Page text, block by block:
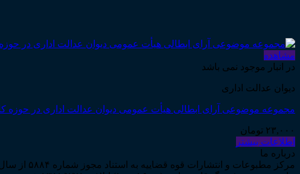
مشاهده
در انبار موجود نمی باشد
دیوان عدالت اداری
مجموعه موضوعی آرای ابطالی هیأت عمومی دیوان عدالت اداری در حوزه کار، بیمه
۲۳,۰۰۰ تومان
اطلاعات بیشتر
درباره ما